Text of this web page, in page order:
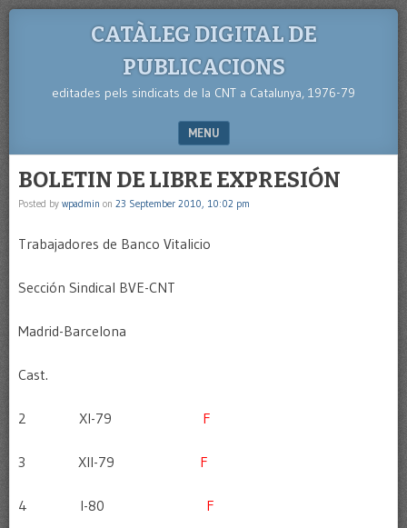
CATÀLEG DIGITAL DE
PUBLICACIONS
editades pels sindicats de la CNT a Catalunya, 1976-79
MENU
BOLETIN DE LIBRE EXPRESIÓN
Posted by wpadmin on 23 September 2010, 10:02 pm
Trabajadores de Banco Vitalicio
Sección Sindical BVE-CNT
Madrid-Barcelona
Cast.
2 XI-79 F
3 XII-79 F
4 I-80 F